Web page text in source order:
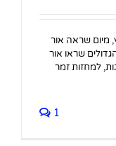
מיום שראה אור
שראו אור
למחזות זמר
1